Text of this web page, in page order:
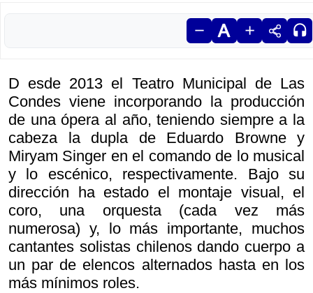
D esde 2013 el Teatro Municipal de Las
Condes viene incorporando la producción
de una ópera al año, teniendo siempre a la
cabeza la dupla de Eduardo Browne y
Miryam Singer en el comando de lo musical
y lo escénico, respectivamente. Bajo su
dirección ha estado el montaje visual, el
coro, una orquesta (cada vez más
numerosa) y, lo más importante, muchos
cantantes solistas chilenos dando cuerpo a
un par de elencos alternados hasta en los
más mínimos roles.